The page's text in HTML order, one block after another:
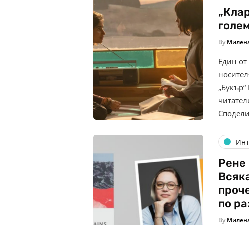
By
Един
Рене
по
By